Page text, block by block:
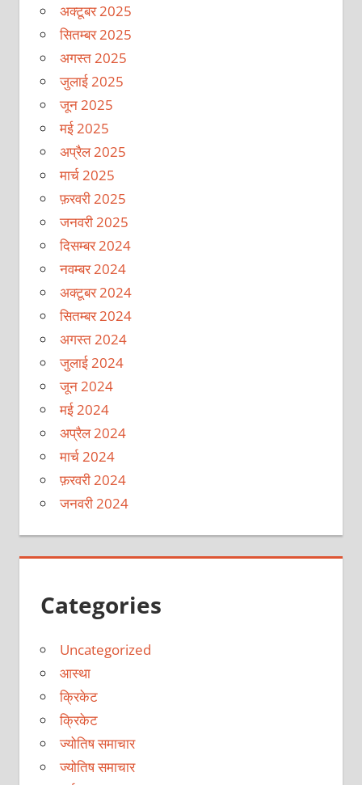
अक्टूबर 2025
सितम्बर 2025
अगस्त 2025
जुलाई 2025
जून 2025
मई 2025
अप्रैल 2025
मार्च 2025
फ़रवरी 2025
जनवरी 2025
दिसम्बर 2024
नवम्बर 2024
अक्टूबर 2024
सितम्बर 2024
अगस्त 2024
जुलाई 2024
जून 2024
मई 2024
अप्रैल 2024
मार्च 2024
फ़रवरी 2024
जनवरी 2024
Categories
Uncategorized
आस्था
क्रिकेट
क्रिकेट
ज्योतिष समाचार
ज्योतिष समाचार